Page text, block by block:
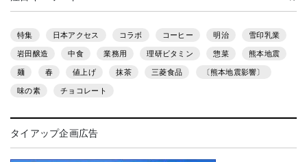
特集 日本アクセス コラボ コーヒー 明治 雪印乳業
岩田醸造 中食 業務用 理研ビタミン 惣菜 熊本地震
麺 春 値上げ 抹茶 三菱食品 〔熊本地震影響〕
味の素 チョコレート
タイアップ企画広告